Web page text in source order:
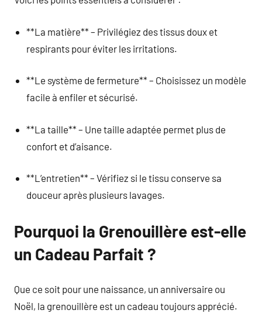
**La matière** – Privilégiez des tissus doux et
respirants pour éviter les irritations.
**Le système de fermeture** – Choisissez un modèle
facile à enfiler et sécurisé.
**La taille** – Une taille adaptée permet plus de
confort et d’aisance.
**L’entretien** – Vérifiez si le tissu conserve sa
douceur après plusieurs lavages.
Pourquoi la Grenouillère est-elle
un Cadeau Parfait ?
Que ce soit pour une naissance, un anniversaire ou
Noël, la grenouillère est un cadeau toujours apprécié.